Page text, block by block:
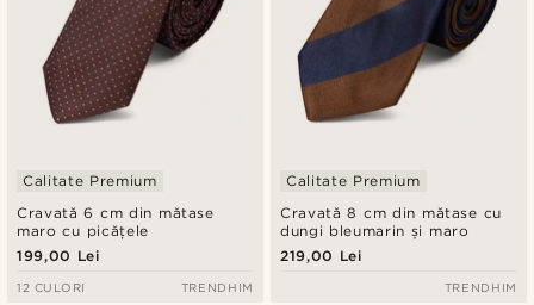
Cravată 6 cm din mătase
maro cu picățele
Calitate Premium
199,00 Lei
12 CULORI TRENDHIM
Cravată 8 cm din mătase cu
dungi bleumarin și maro
Calitate Premium
219,00 Lei
TRENDHIM